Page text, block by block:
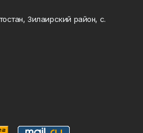
Зилаирский район, с.